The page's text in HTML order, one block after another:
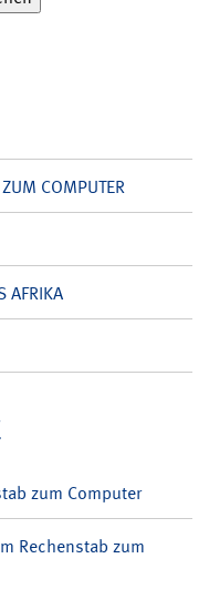
COMPUTER
AFRIKA
zum Computer
Rechenstab zum